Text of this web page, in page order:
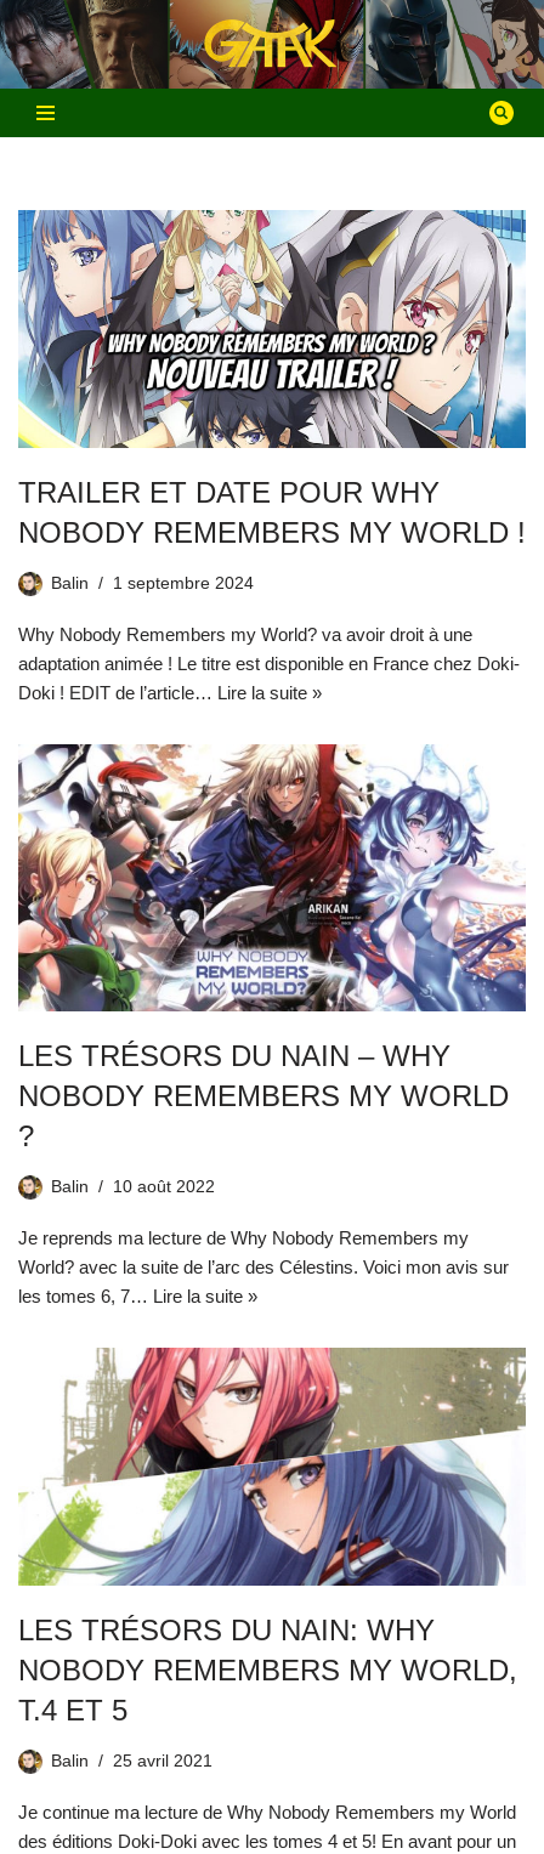
Aller
au
contenu
TRAILER ET DATE POUR WHY
NOBODY REMEMBERS MY WORLD !
Balin 1 septembre 2024
Why Nobody Remembers my World? va avoir droit à une
adaptation animée ! Le titre est disponible en France chez Doki-
Doki ! EDIT de l’article… Lire la suite »
LES TRÉSORS DU NAIN – WHY
NOBODY REMEMBERS MY WORLD
?
Balin 10 août 2022
Je reprends ma lecture de Why Nobody Remembers my
World? avec la suite de l’arc des Célestins. Voici mon avis sur
les tomes 6, 7… Lire la suite »
LES TRÉSORS DU NAIN: WHY
NOBODY REMEMBERS MY WORLD,
T.4 ET 5
Balin 25 avril 2021
Je continue ma lecture de Why Nobody Remembers my World
des éditions Doki-Doki avec les tomes 4 et 5! En avant pour un